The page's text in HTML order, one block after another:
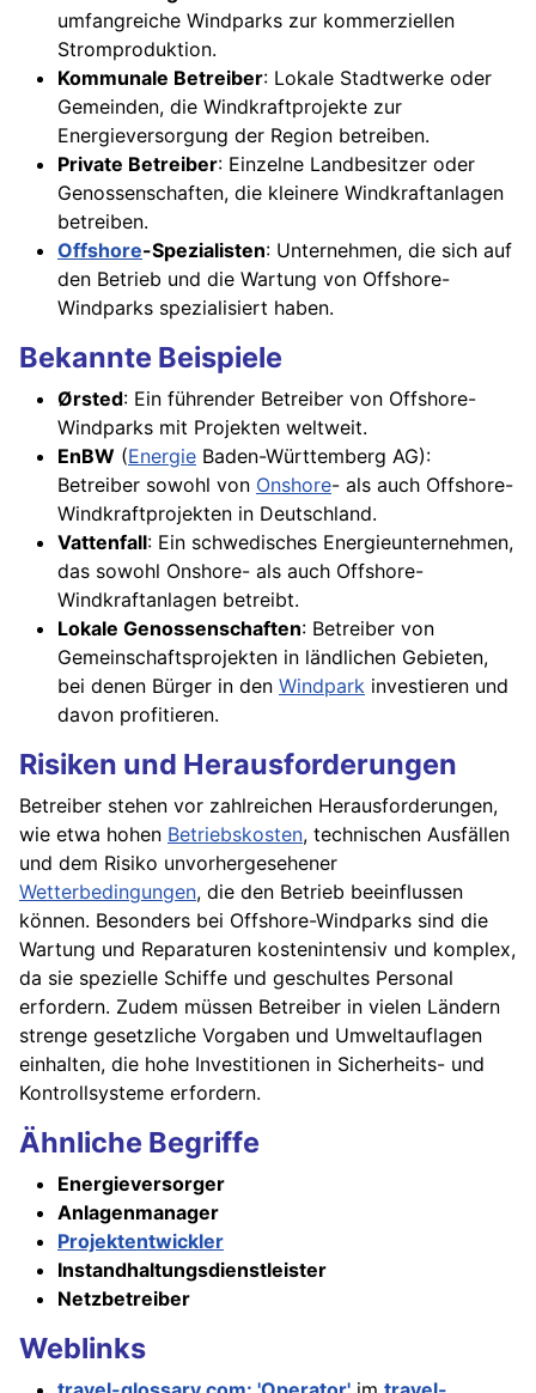
umfangreiche Windparks zur kommerziellen
Stromproduktion.
Kommunale Betreiber: Lokale Stadtwerke oder
Gemeinden, die Windkraftprojekte zur
Energieversorgung der Region betreiben.
Private Betreiber: Einzelne Landbesitzer oder
Genossenschaften, die kleinere Windkraftanlagen
betreiben.
Offshore-Spezialisten: Unternehmen, die sich auf
den Betrieb und die Wartung von Offshore-
Windparks spezialisiert haben.
Bekannte Beispiele
Ørsted: Ein führender Betreiber von Offshore-
Windparks mit Projekten weltweit.
EnBW (Energie Baden-Württemberg AG):
Betreiber sowohl von Onshore- als auch Offshore-
Windkraftprojekten in Deutschland.
Vattenfall: Ein schwedisches Energieunternehmen,
das sowohl Onshore- als auch Offshore-
Windkraftanlagen betreibt.
Lokale Genossenschaften: Betreiber von
Gemeinschaftsprojekten in ländlichen Gebieten,
bei denen Bürger in den Windpark investieren und
davon profitieren.
Risiken und Herausforderungen
Betreiber stehen vor zahlreichen Herausforderungen,
wie etwa hohen Betriebskosten, technischen Ausfällen
und dem Risiko unvorhergesehener
Wetterbedingungen, die den Betrieb beeinflussen
können. Besonders bei Offshore-Windparks sind die
Wartung und Reparaturen kostenintensiv und komplex,
da sie spezielle Schiffe und geschultes Personal
erfordern. Zudem müssen Betreiber in vielen Ländern
strenge gesetzliche Vorgaben und Umweltauflagen
einhalten, die hohe Investitionen in Sicherheits- und
Kontrollsysteme erfordern.
Ähnliche Begriffe
Energieversorger
Anlagenmanager
Projektentwickler
Instandhaltungsdienstleister
Netzbetreiber
Weblinks